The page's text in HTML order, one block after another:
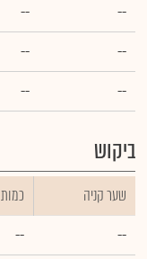
--
--
--
--
--
--
ביקוש
שער קניה כמות
--
--